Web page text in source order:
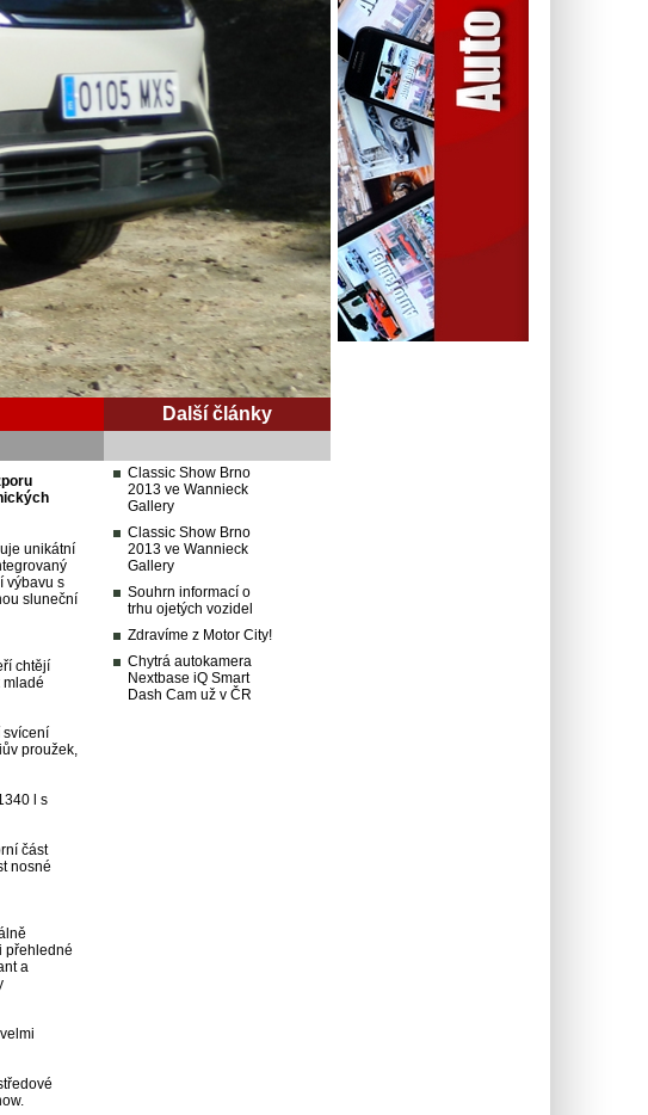
unikátní
výbavu s
sluneční
chtějí
mladé
svícení
proužek,
l s
část
nosné
přehledné
a
Další články
Classic Show Brno
2013 ve Wannieck
Gallery
Classic Show Brno
2013 ve Wannieck
Gallery
Souhrn informací o
trhu ojetých vozidel
Zdravíme z Motor City!
Chytrá autokamera
Nextbase iQ Smart
Dash Cam už v ČR